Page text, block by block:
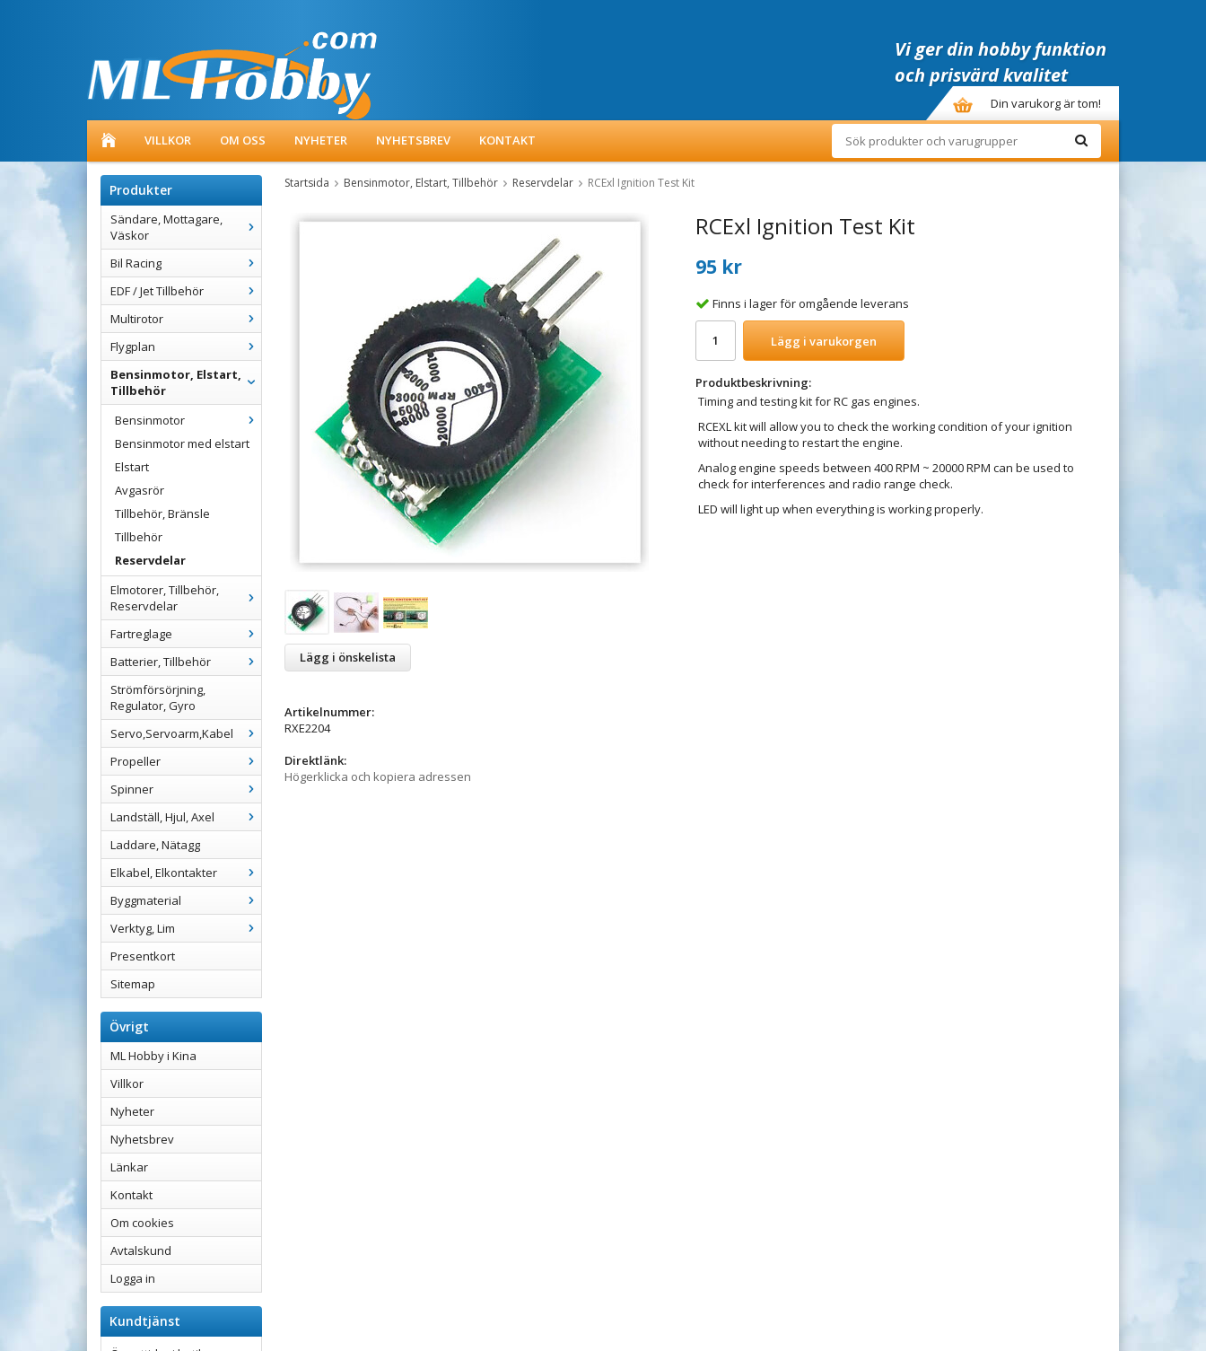
Vi ger din hobby funktion
och prisvärd kvalitet
Din varukorg är tom!
VILLKOR OM OSS NYHETER NYHETSBREV KONTAKT
Produkter
Sändare, Mottagare,
Väskor
Bil Racing
EDF / Jet Tillbehör
Multirotor
Flygplan
Bensinmotor, Elstart,
Tillbehör
Bensinmotor
Bensinmotor med elstart
Elstart
Avgasrör
Tillbehör, Bränsle
Tillbehör
Reservdelar
Elmotorer, Tillbehör,
Reservdelar
Fartreglage
Batterier, Tillbehör
Strömförsörjning,
Regulator, Gyro
Servo,Servoarm,Kabel
Propeller
Spinner
Landställ, Hjul, Axel
Laddare, Nätagg
Elkabel, Elkontakter
Byggmaterial
Verktyg, Lim
Presentkort
Sitemap
Övrigt
ML Hobby i Kina
Villkor
Nyheter
Nyhetsbrev
Länkar
Kontakt
Om cookies
Avtalskund
Logga in
Kundtjänst
Startsida Bensinmotor, Elstart, Tillbehör Reservdelar RCExl Ignition Test Kit
RCExl Ignition Test Kit
95 kr
Finns i lager för omgående leverans
Lägg i varukorgen
Produktbeskrivning:
Timing and testing kit for RC gas engines.
RCEXL kit will allow you to check the working condition of your ignition
without needing to restart the engine.
Analog engine speeds between 400 RPM ~ 20000 RPM can be used to
check for interferences and radio range check.
LED will light up when everything is working properly.
Lägg i önskelista
Artikelnummer:
RXE2204
Direktlänk:
Högerklicka och kopiera adressen